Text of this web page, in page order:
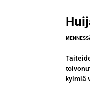
kylmiä